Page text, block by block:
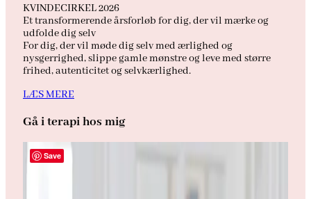
KVINDECIRKEL 2026
Et transformerende årsforløb for dig, der vil mærke og
udfolde dig selv
For dig, der vil møde dig selv med ærlighed og
nysgerrighed, slippe gamle mønstre og leve med større
frihed, autenticitet og selvkærlighed.
LÆS MERE
Gå i terapi hos mig
Save